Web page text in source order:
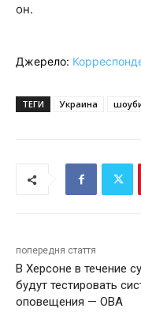
он.
Джерело:
ТЕГИ Украина
попередня стаття
В Херсоне в течение
будут тестировать
оповещения — ОВА